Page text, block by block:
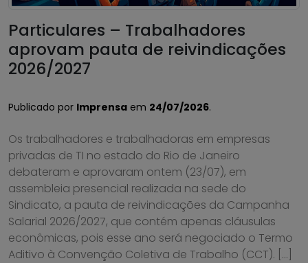
Particulares – Trabalhadores
aprovam pauta de reivindicações
2026/2027
Publicado por Imprensa em 24/07/2026.
Os trabalhadores e trabalhadoras em empresas
privadas de TI no estado do Rio de Janeiro
debateram e aprovaram ontem (23/07), em
assembleia presencial realizada na sede do
Sindicato, a pauta de reivindicações da Campanha
Salarial 2026/2027, que contém apenas cláusulas
econômicas, pois esse ano será negociado o Termo
Aditivo à Convenção Coletiva de Trabalho (CCT). […]